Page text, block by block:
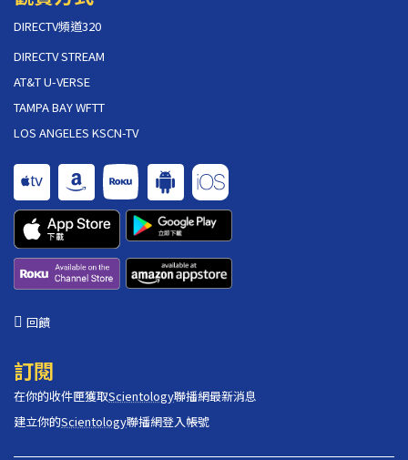
DIRECTV頻道320
DIRECTV STREAM
AT&T U-VERSE
TAMPA BAY WFTT
LOS ANGELES KSCN-TV
回饋
訂閱
在你的收件匣獲取Scientology聯播網最新消息
建立你的Scientology聯播網登入帳號